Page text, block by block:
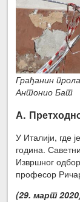
Грађанин
Антонио Бат
А.
У Италији, где
година.
Извршног
професор
(29. март